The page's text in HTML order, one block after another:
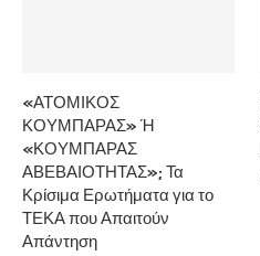
«ΑΤΟΜΙΚΟΣ
ΚΟΥΜΠΑΡΑΣ» Ή
«ΚΟΥΜΠΑΡΑΣ
ΑΒΕΒΑΙΟΤΗΤΑΣ»; Τα
Κρίσιμα Ερωτήματα για το
ΤΕΚΑ που Απαιτούν
Απάντηση